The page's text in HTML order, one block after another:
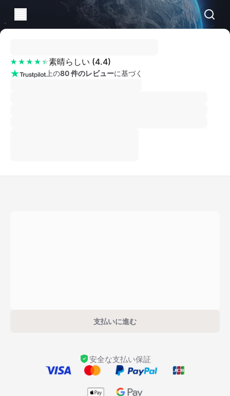
素晴らしい (4.4)
上の80 件のレビューに基づく
支払いに進む
安全な支払い保証